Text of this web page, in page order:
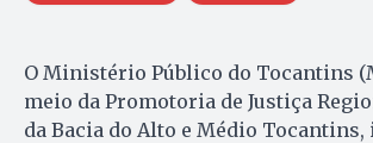
O Ministério Público do Tocantins
meio da Promotoria de Justiça
da Bacia do Alto e Médio Tocantins,